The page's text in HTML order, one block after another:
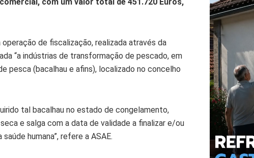
operação de fiscalização, realizada através da
“a indústrias de transformação de pescado, em
pesca (bacalhau e afins), localizado no concelho
tal bacalhau no estado de congelamento,
e salga com a data de validade a finalizar e/ou
humana”, refere a ASAE.